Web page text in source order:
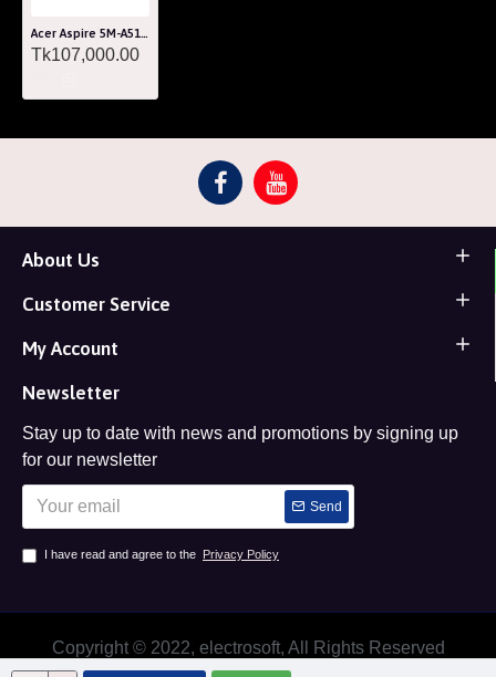
Acer Aspire 5M-A515-58GM Gaming Laptop Intel® Core i5 13th Gen, 16GB DDR4 Ram, 512GB NVMe SSD, Nvidia RTX 2050 4GB GDDR6 Graphics, 15.6" FHD IPS
Tk107,000.00
About Us
Customer Service
My Account
Newsletter
Stay up to date with news and promotions by signing up
for our newsletter
Send
I have read and agree to the Privacy Policy
Copyright © 2022, electrosoft, All Rights Reserved